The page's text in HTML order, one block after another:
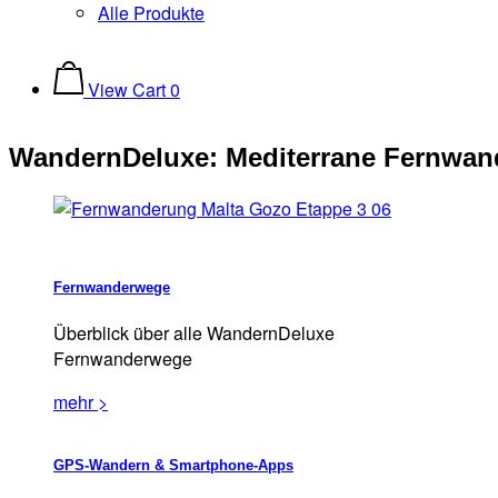
Alle Produkte
View
shoppingView Cart0
WandernDeluxe: Mediterrane
Fernwanderwege
Überblick über alle WandernDeluxe
Fernwanderwege
mehr >
GPS-Wandern & Smartphone-Apps